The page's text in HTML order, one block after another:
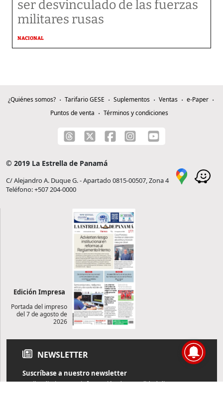
ser desvinculado de las fuerzas
militares rusas
NACIONAL
¿Quiénes somos? Tarifario GESE Suplementos Ventas
e-Paper
Puntos de venta
Términos y condiciones
© 2019 La Estrella de Panamá
C/ Alejandro A. Duque G. - Apartado 0815-00507, Zona 4
Teléfono: +507 204-0000
Edición Impresa
Portada del impreso
del 7 de agosto de
2026
NEWSLETTER
Suscríbase a nuestro newsletter
Reciba diariamente información de actualidad directamente en